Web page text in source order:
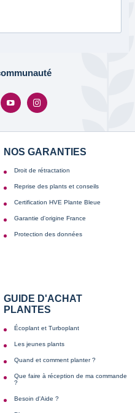
NOS GARANTIES
Droit de rétractation
Reprise des plants et conseils
Certification HVE Plante Bleue
Garantie d'origine France
Protection des données
GUIDE D'ACHAT
PLANTES
Écoplant et Turboplant
Les jeunes plants
Quand et comment planter ?
Que faire à réception de ma commande
?
Besoin d'Aide ?